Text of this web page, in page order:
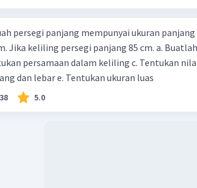
persegi panjang mempunyai ukuran panjang
Jika keliling persegi panjang 85 cm. a.
persamaan dalam keliling c. Tentukan
dan lebar e. Tentukan ukuran luas
38 5.0